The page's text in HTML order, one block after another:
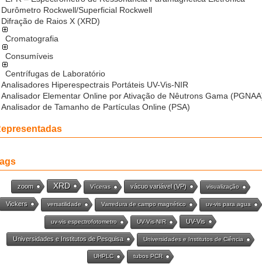
Durômetro Rockwell/Superficial Rockwell
Difração de Raios X (XRD)
Cromatografia
Consumíveis
Centrífugas de Laboratório
Analisadores Hiperespectrais Portáteis UV-Vis-NIR
Analisador Elementar Online por Ativação de Nêutrons Gama
Analisador de Tamanho de Partículas Online (PSA)
zoom XRD Víceras vácuo variável (VP) visualização
Vickers versatilidade Varredura de campo magnético uv-vis para agua
uv-vis espectrofotometro UV-Vis-NIR UV-Vis
Universidades e Institutos de Pesquisa Universidades e Institutos de Ciência
UHPLC tubos PCR